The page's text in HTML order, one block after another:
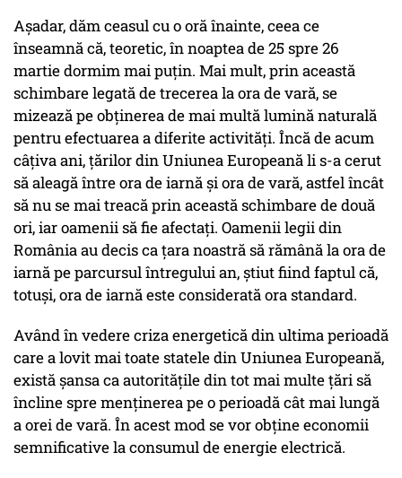
Așadar, dăm ceasul cu o oră înainte, ceea ce
înseamnă că, teoretic, în noaptea de 25 spre 26
martie dormim mai puţin. Mai mult, prin această
schimbare legată de trecerea la ora de vară, se
mizează pe obţinerea de mai multă lumină naturală
pentru efectuarea a diferite activităţi. Încă de acum
câțiva ani, ţărilor din Uniunea Europeană li s-a cerut
să aleagă între ora de iarnă şi ora de vară, astfel încât
să nu se mai treacă prin această schimbare de două
ori, iar oamenii să fie afectaţi. Oamenii legii din
România au decis ca ţara noastră să rămână la ora de
iarnă pe parcursul întregului an, ştiut fiind faptul că,
totuşi, ora de iarnă este considerată ora standard.
Având în vedere criza energetică din ultima perioadă
care a lovit mai toate statele din Uniunea Europeană,
există șansa ca autorităţile din tot mai multe ţări să
încline spre menţinerea pe o perioadă cât mai lungă
a orei de vară. În acest mod se vor obține economii
semnificative la consumul de energie electrică.